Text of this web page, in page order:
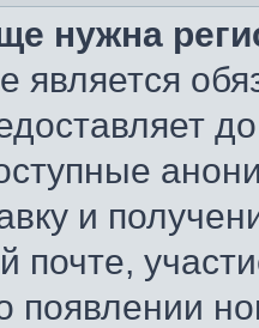
нужна
является
и
почте,
появлении